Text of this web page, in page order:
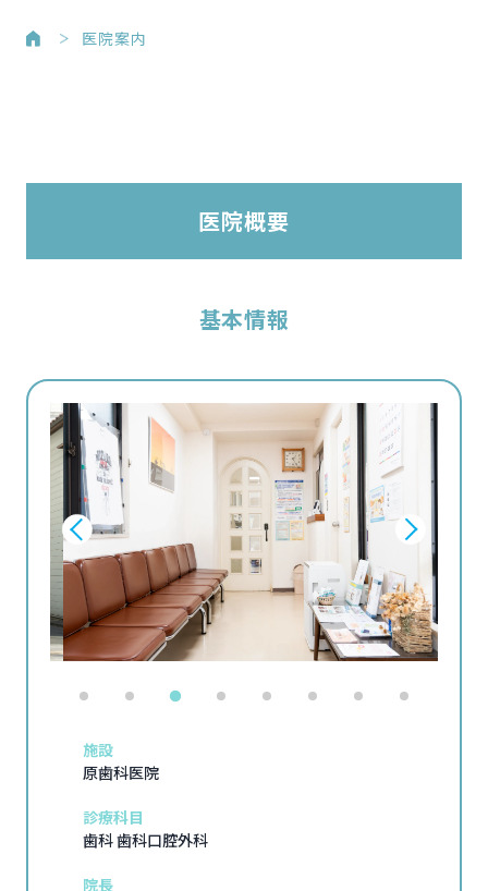
医院案内
医院概要
基本情報
施設
原歯科医院
診療科目
歯科 歯科口腔外科
院長